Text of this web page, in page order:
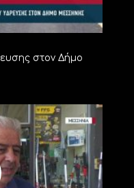
στον Δήμο